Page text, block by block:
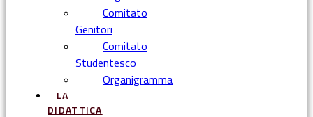
Comitato
Genitori
Comitato
Studentesco
Organigramma
LA
DIDATTICA